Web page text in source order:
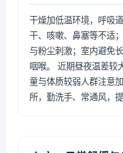
干燥加低温环境，呼吸
干、咳嗽、鼻塞等不适
与粉尘刺激；室内避免
咽喉。 近期昼夜温差较
童与体质较弱人群注意
所，勤洗手、常通风，